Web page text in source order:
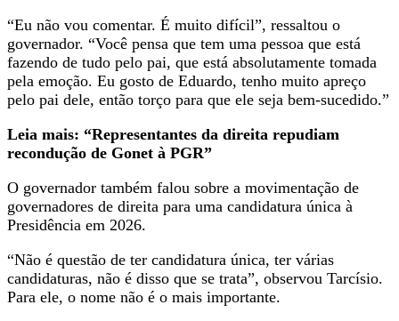
“Eu não vou comentar. É muito difícil”, ressaltou o
governador. “Você pensa que tem uma pessoa que está
fazendo de tudo pelo pai, que está absolutamente tomada
pela emoção. Eu gosto de Eduardo, tenho muito apreço
pelo pai dele, então torço para que ele seja bem-sucedido.”
Leia mais: “Representantes da direita repudiam
recondução de Gonet à PGR”
O governador também falou sobre a movimentação de
governadores de direita para uma candidatura única à
Presidência em 2026.
“Não é questão de ter candidatura única, ter várias
candidaturas, não é disso que se trata”, observou Tarcísio.
Para ele, o nome não é o mais importante.